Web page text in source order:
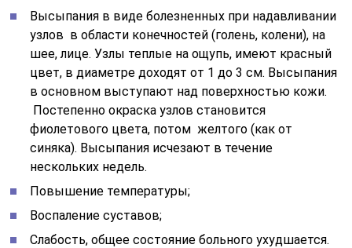
Высыпания в виде болезненных при надавливании
узлов в области конечностей (голень, колени), на
шее, лице. Узлы теплые на ощупь, имеют красный
цвет, в диаметре доходят от 1 до 3 см. Высыпания
в основном выступают над поверхностью кожи.
Постепенно окраска узлов становится
фиолетового цвета, потом желтого (как от
синяка). Высыпания исчезают в течение
нескольких недель.
Повышение температуры;
Воспаление суставов;
Слабость, общее состояние больного ухудшается.